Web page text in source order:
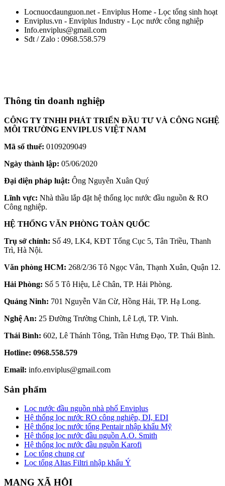
Locnuocdaunguon.net - Enviplus Home - Lọc tổng sinh hoạt
Enviplus.vn - Enviplus Industry - Lọc nước công nghiệp
Info.enviplus@gmail.com
Sđt / Zalo : 0968.558.579
Thông tin doanh nghiệp
CÔNG TY TNHH PHÁT TRIỂN ĐẦU TƯ VÀ CÔNG NGHỆ
MÔI TRƯỜNG ENVIPLUS VIỆT NAM
Mã số thuế: 0109209049
Ngày thành lập: 05/06/2020
Đại diện pháp luật: Ông Nguyễn Xuân Quý
Lĩnh vực: Nhà thầu lắp đặt hệ thống lọc nước đầu nguồn & RO
Công nghiệp.
HỆ THỐNG VĂN PHÒNG TOÀN QUỐC
Trụ sở chính: Số 49, LK4, KĐT Tổng Cục 5, Tân Triều, Thanh
Trì, Hà Nội.
Văn phòng HCM: 268/2/36 Tô Ngọc Vân, Thạnh Xuân, Quận 12.
Hải Phòng: Số 5 Tô Hiệu, Lê Chân, TP. Hải Phòng.
Quảng Ninh: 701 Nguyễn Văn Cừ, Hồng Hải, TP. Hạ Long.
Nghệ An: 25 Đường Trường Chinh, Lê Lợi, TP. Vinh.
Thái Bình: 602, Lê Thánh Tông, Trần Hưng Đạo, TP. Thái Bình.
Hotline: 0968.558.579
Email: info.enviplus@gmail.com
Sản phẩm
Lọc nước đầu nguồn nhà phố Enviplus
Hệ thống lọc nước RO công nghiệp, DI, EDI
Hệ thống lọc nước tổng Pentair nhập khẩu Mỹ
Hệ thống lọc nước đầu nguồn A.O. Smith
Hệ thống lọc nước đầu nguồn Karofi
Lọc tổng chung cư
Lọc tổng Altas Filtri nhập khẩu Ý
MẠNG XÃ HỘI